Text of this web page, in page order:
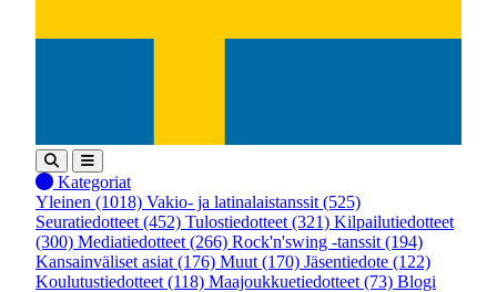
Kategoriat
Yleinen (1018) Vakio- ja latinalaistanssit (525)
Seuratiedotteet (452) Tulostiedotteet (321) Kilpailutiedotteet
(300) Mediatiedotteet (266) Rock'n'swing -tanssit (194)
Kansainväliset asiat (176) Muut (170) Jäsentiedote (122)
Koulutustiedotteet (118) Maajoukkuetiedotteet (73) Blogi